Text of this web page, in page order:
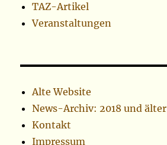
TAZ-Artikel
Veranstaltungen
Alte Website
News-Archiv: 2018 und älter
Kontakt
Impressum